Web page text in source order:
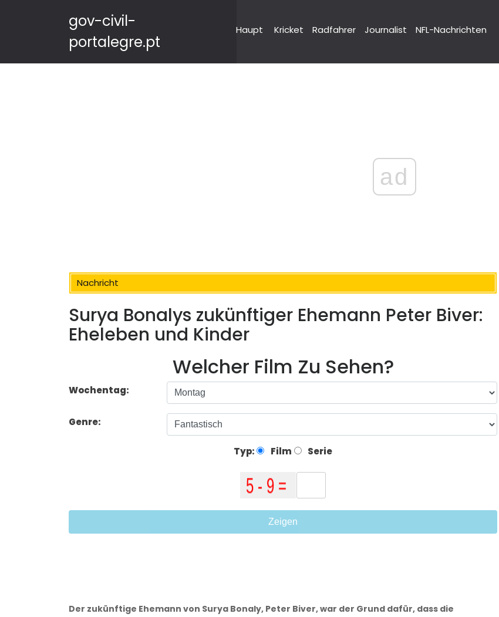
gov-civil-
portalegre.pt
Haupt Kricket Radfahrer Journalist NFL-Nachrichten
ad
Nachricht
Surya Bonalys zukünftiger Ehemann Peter Biver:
Eheleben und Kinder
Welcher Film Zu Sehen?
Wochentag:
Genre:
Typ: Film Serie
Zeigen
Der zukünftige Ehemann von Surya Bonaly, Peter Biver, war der Grund dafür, dass die